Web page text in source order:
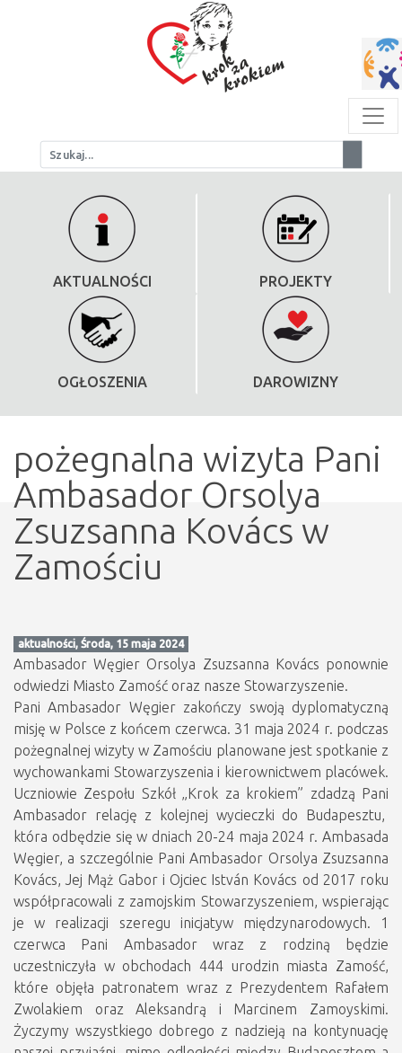
AKTUALNOŚCI PROJEKTY
OGŁOSZENIA DAROWIZNY
pożegnalna wizyta Pani
Ambasador Orsolya
Zsuzsanna Kovács w
Zamościu
aktualności, Środa, 15 maja 2024
Ambasador Węgier Orsolya Zsuzsanna Kovács ponownie
odwiedzi Miasto Zamość oraz nasze Stowarzyszenie.
Pani Ambasador Węgier zakończy swoją dyplomatyczną
misję w Polsce z końcem czerwca. 31 maja 2024 r. podczas
pożegnalnej wizyty w Zamościu planowane jest spotkanie z
wychowankami Stowarzyszenia i kierownictwem placówek.
Uczniowie Zespołu Szkół „Krok za krokiem” zdadzą Pani
Ambasador relację z kolejnej wycieczki do Budapesztu,
która odbędzie się w dniach 20-24 maja 2024 r. Ambasada
Węgier, a szczególnie Pani Ambasador Orsolya Zsuzsanna
Kovács, Jej Mąż Gabor i Ojciec István Kovács od 2017 roku
współpracowali z zamojskim Stowarzyszeniem, wspierając
je w realizacji szeregu inicjatyw międzynarodowych. 1
czerwca Pani Ambasador wraz z rodziną będzie
uczestniczyła w obchodach 444 urodzin miasta Zamość,
które objęła patronatem wraz z Prezydentem Rafałem
Zwolakiem oraz Aleksandrą i Marcinem Zamoyskimi.
Życzymy wszystkiego dobrego z nadzieją na kontynuację